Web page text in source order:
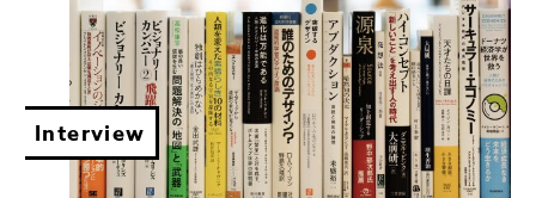
Interview